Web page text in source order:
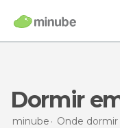
Dormir
minube Onde